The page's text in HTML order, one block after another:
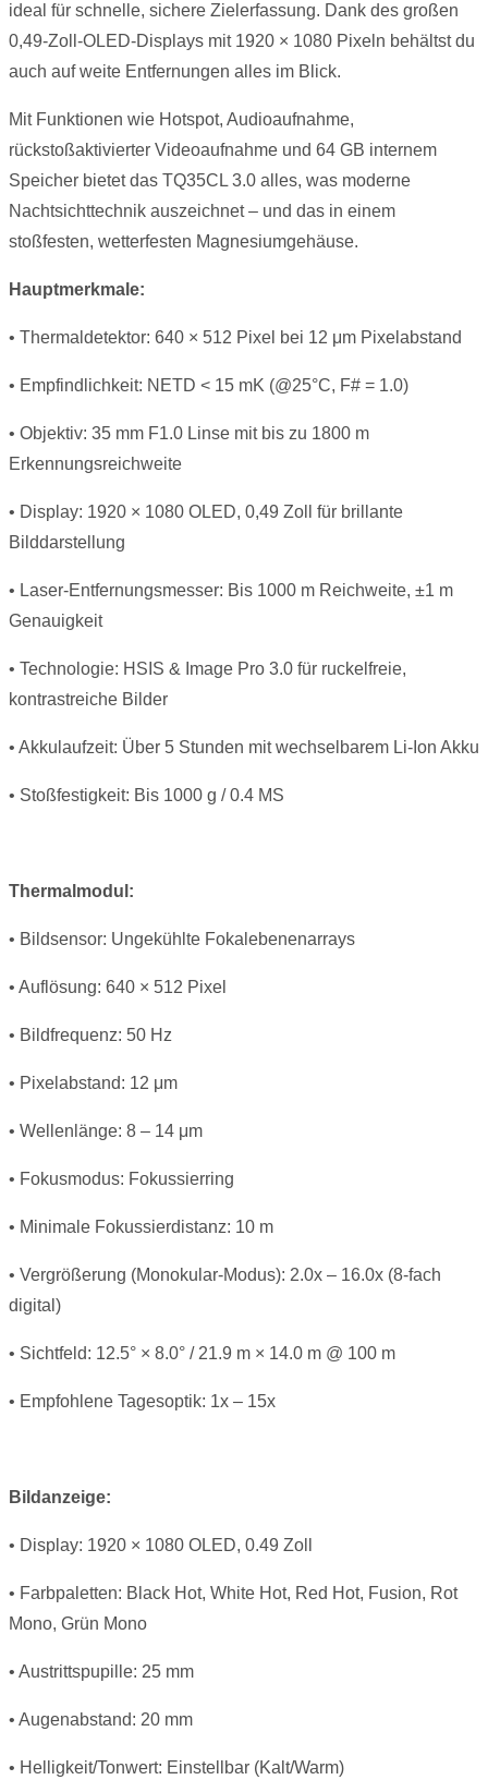
ideal für schnelle, sichere Zielerfassung. Dank des großen
0,49-Zoll-OLED-Displays mit 1920 × 1080 Pixeln behältst du
auch auf weite Entfernungen alles im Blick.
Mit Funktionen wie Hotspot, Audioaufnahme,
rückstoßaktivierter Videoaufnahme und 64 GB internem
Speicher bietet das TQ35CL 3.0 alles, was moderne
Nachtsichttechnik auszeichnet – und das in einem
stoßfesten, wetterfesten Magnesiumgehäuse.
Hauptmerkmale:
• Thermaldetektor: 640 × 512 Pixel bei 12 μm Pixelabstand
• Empfindlichkeit: NETD < 15 mK (@25°C, F# = 1.0)
• Objektiv: 35 mm F1.0 Linse mit bis zu 1800 m
Erkennungsreichweite
• Display: 1920 × 1080 OLED, 0,49 Zoll für brillante
Bilddarstellung
• Laser-Entfernungsmesser: Bis 1000 m Reichweite, ±1 m
Genauigkeit
• Technologie: HSIS & Image Pro 3.0 für ruckelfreie,
kontrastreiche Bilder
• Akkulaufzeit: Über 5 Stunden mit wechselbarem Li-Ion Akku
• Stoßfestigkeit: Bis 1000 g / 0.4 MS
Thermalmodul:
• Bildsensor: Ungekühlte Fokalebenenarrays
• Auflösung: 640 × 512 Pixel
• Bildfrequenz: 50 Hz
• Pixelabstand: 12 μm
• Wellenlänge: 8 – 14 μm
• Fokusmodus: Fokussierring
• Minimale Fokussierdistanz: 10 m
• Vergrößerung (Monokular-Modus): 2.0x – 16.0x (8-fach
digital)
• Sichtfeld: 12.5° × 8.0° / 21.9 m × 14.0 m @ 100 m
• Empfohlene Tagesoptik: 1x – 15x
Bildanzeige:
• Display: 1920 × 1080 OLED, 0.49 Zoll
• Farbpaletten: Black Hot, White Hot, Red Hot, Fusion, Rot
Mono, Grün Mono
• Austrittspupille: 25 mm
• Augenabstand: 20 mm
• Helligkeit/Tonwert: Einstellbar (Kalt/Warm)